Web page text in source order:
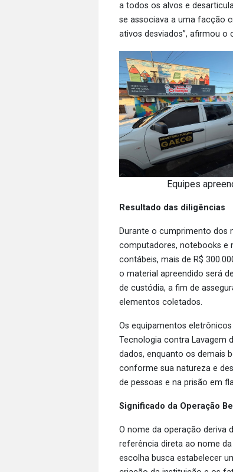
a todos os alvos e
se associava a uma facção
ativos desviados”, afirmou o
Equipes
Resultado das diligências
Durante o cumprimento dos
computadores, notebooks e
contábeis, mais de R$
o material apreendido será
de custódia, a fim de
elementos coletados.
Os equipamentos
Tecnologia contra Lavagem
dados, enquanto os demais
conforme sua natureza e
de pessoas e na prisão em
Significado da Operação
O nome da operação deriva
referência direta ao nome
escolha busca estabelecer